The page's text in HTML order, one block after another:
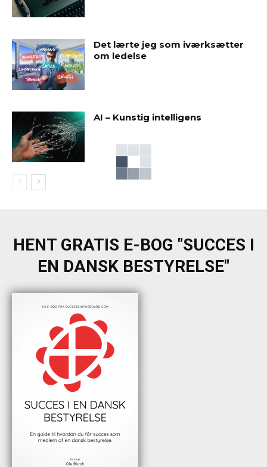
Det lærte jeg som iværksætter
om ledelse
AI – Kunstig intelligens
HENT GRATIS E-BOG "SUCCES I
EN DANSK BESTYRELSE"